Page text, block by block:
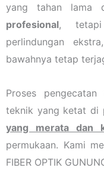
yang tahan lama
profesional, tetapi
perlindungan
bawahnya tetap
Proses
teknik yang ketat di
yang merata dan
permukaan. Kami
FIBER OPTIK